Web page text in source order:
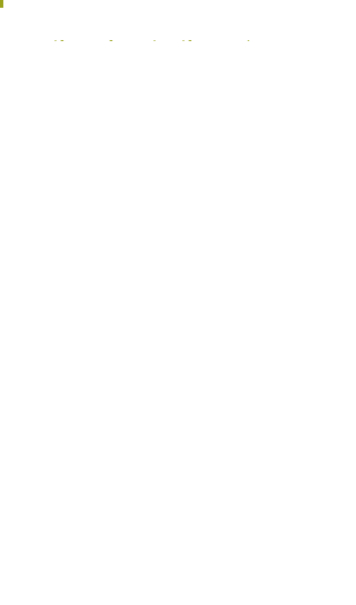
#Golf #DisfrutaElGolf #QuedateEnCasa